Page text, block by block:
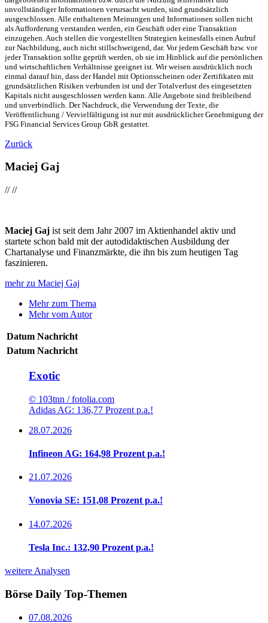
unvollständiger Informationen verursacht wurden, sind grundsätzlich
ausgeschlossen. Alle enthaltenen Meinungen und Informationen sollen nicht
als Aufforderung verstanden werden, ein Geschäft oder eine Transaktion
einzugehen. Auch stellen die vorgestellten Strategien keinesfalls einen Aufruf
zur Nachbildung, auch nicht stillschweigend, dar. Vor jedem Geschäft bzw. vor
jeder Transaktion sollte geprüft werden, ob sie im Hinblick auf die persönlichen
und wirtschaftlichen Verhältnisse geeignet ist. Wir weisen ausdrücklich noch
einmal darauf hin, dass der Handel mit Optionsscheinen oder Zertifikaten mit
grundsätzlichen Risiken verbunden ist und der Totalverlust des eingesetzten
Kapitals nicht ausgeschlossen werden kann. Alle Angebote sind freibleibend
und unverbindlich. Der Nachdruck, die Verwendung der Texte, die
Veröffentlichung / Vervielfältigung ist nur mit ausdrücklicher Genehmigung der
FSG Financial Services Group GbR gestattet.
Zurück
Maciej Gaj
////
Maciej Gaj ist seit dem Jahr 2007 im Aktienhandel aktiv und
startete schon bald mit der autodidaktischen Ausbildung der
Chartanalyse und Finanzmärkte, die ihn bis zum heutigen Tag
faszinieren.
mehr zu Maciej Gaj
Mehr zum Thema
Mehr vom Autor
Datum Nachricht
Datum Nachricht
Exotic
© 103tnn / fotolia.com
Adidas AG: 136,77 Prozent p.a.!
28.07.2026
Infineon AG: 164,98 Prozent p.a.!
21.07.2026
Vonovia SE: 151,08 Prozent p.a.!
14.07.2026
Tesla Inc.: 132,90 Prozent p.a.!
weitere Analysen
Börse Daily Top-Themen
07.08.2026